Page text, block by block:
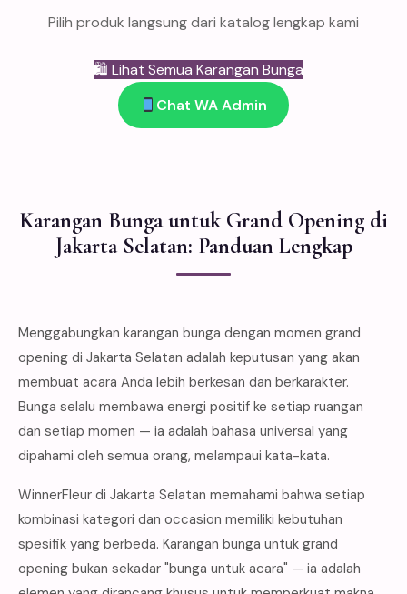
Pilih produk langsung dari katalog lengkap kami
🛍 Lihat Semua Karangan Bunga
Chat WA Admin
Karangan Bunga untuk Grand Opening di
Jakarta Selatan: Panduan Lengkap
Menggabungkan karangan bunga dengan momen grand
opening di Jakarta Selatan adalah keputusan yang akan
membuat acara Anda lebih berkesan dan berkarakter.
Bunga selalu membawa energi positif ke setiap ruangan
dan setiap momen — ia adalah bahasa universal yang
dipahami oleh semua orang, melampaui kata-kata.
WinnerFleur di Jakarta Selatan memahami bahwa setiap
kombinasi kategori dan occasion memiliki kebutuhan
spesifik yang berbeda. Karangan bunga untuk grand
opening bukan sekadar "bunga untuk acara" — ia adalah